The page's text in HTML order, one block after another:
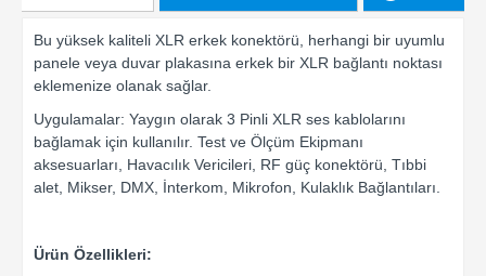
Bu yüksek kaliteli XLR erkek konektörü, herhangi bir uyumlu
panele veya duvar plakasına erkek bir XLR bağlantı noktası
eklemenize olanak sağlar.
Uygulamalar: Yaygın olarak 3 Pinli XLR ses kablolarını
bağlamak için kullanılır. Test ve Ölçüm Ekipmanı
aksesuarları, Havacılık Vericileri, RF güç konektörü, Tıbbi
alet, Mikser, DMX, İnterkom, Mikrofon, Kulaklık Bağlantıları.
Ürün Özellikleri: